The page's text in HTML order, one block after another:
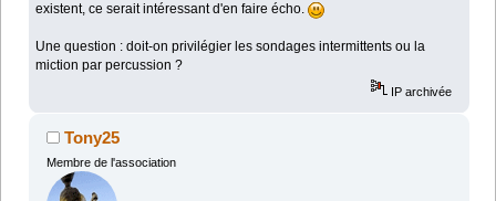
existent, ce serait intéressant d'en faire écho.
Une question : doit-on privilégier les sondages intermittents ou la
miction par percussion ?
IP archivée
Tony25
Membre de l'association